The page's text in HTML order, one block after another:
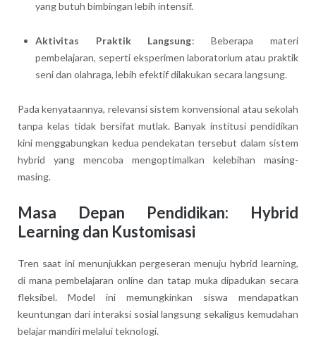
yang butuh bimbingan lebih intensif.
Aktivitas Praktik Langsung: Beberapa materi
pembelajaran, seperti eksperimen laboratorium atau praktik
seni dan olahraga, lebih efektif dilakukan secara langsung.
Pada kenyataannya, relevansi sistem konvensional atau sekolah
tanpa kelas tidak bersifat mutlak. Banyak institusi pendidikan
kini menggabungkan kedua pendekatan tersebut dalam sistem
hybrid yang mencoba mengoptimalkan kelebihan masing-
masing.
Masa Depan Pendidikan: Hybrid
Learning dan Kustomisasi
Tren saat ini menunjukkan pergeseran menuju hybrid learning,
di mana pembelajaran online dan tatap muka dipadukan secara
fleksibel. Model ini memungkinkan siswa mendapatkan
keuntungan dari interaksi sosial langsung sekaligus kemudahan
belajar mandiri melalui teknologi.